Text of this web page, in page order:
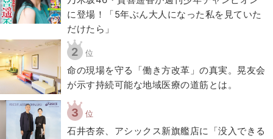
に登場！「5年ぶん大人になった私を見ていた
だけたら」
2 位
​命の現場を守る「働き方改革」の真実。晃友会
が示す持続可能な地域医療の道筋とは。
3 位
石井杏奈、アシックス新旗艦店に「没入できる